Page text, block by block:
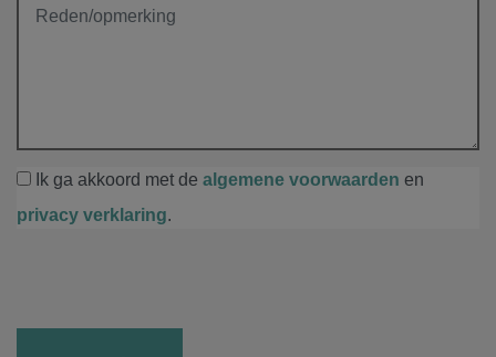
Ik ga akkoord met de algemene voorwaarden en
privacy verklaring.